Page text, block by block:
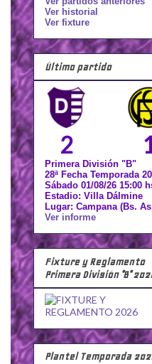
Ver historial
Ver fixture
Último partido
2
Primera División "B"
28ª Fecha Temporada
Sábado 01/08/26 15:00
Estadio: Villa Dálmine
Lugar: Campana (Bs.
Ver informe
Fixture y Reglamento
Primera División "B"
Plantel Temporada